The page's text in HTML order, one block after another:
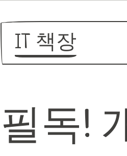
IT 책장
필독!